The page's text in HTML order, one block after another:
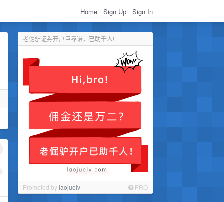
Home Sign Up Sign In
老倔驴证券开户巨靠谱，已助千人!
Promoted bylaojuelv PRO